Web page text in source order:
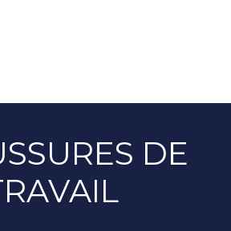
DE